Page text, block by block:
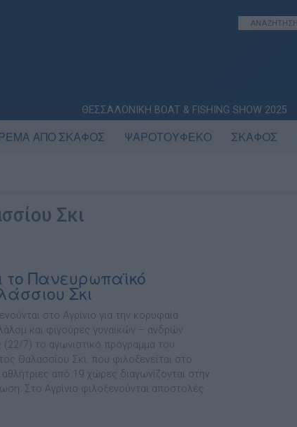
ΘΕΣΣΑΛΟΝΙΚΗ BOAT & FISHING SHOW 2025
ΑΠΟ ΣΚΑΦΟΣ ΨΑΡΟΤΟΥΦΕΚΟ ΣΚΑΦΟΣ
Σκι
το Πανευρωπαϊκό
Σκι
στο Αγρίνιο για την κορυφαία
και φιγούρες γυναικών – ανδρών
(22/7) το αγωνιστικό πρόγραμμα του
Θαλασσίου Σκι, που φιλοξενείται στο
από 19 χώρες διαγωνίζονται στην
Στο Αγρίνιο φιλοξενούνται αποστολές